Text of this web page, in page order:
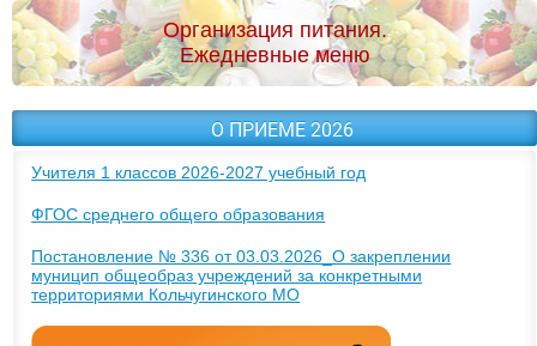
Организация питания.
Ежедневные меню
О ПРИЕМЕ 2026
Учителя 1 классов 2026-2027 учебный год
ФГОС среднего общего образования
Постановление № 336 от 03.03.2026_О закреплении
муницип общеобраз учреждений за конкретными
территориями Кольчугинского МО